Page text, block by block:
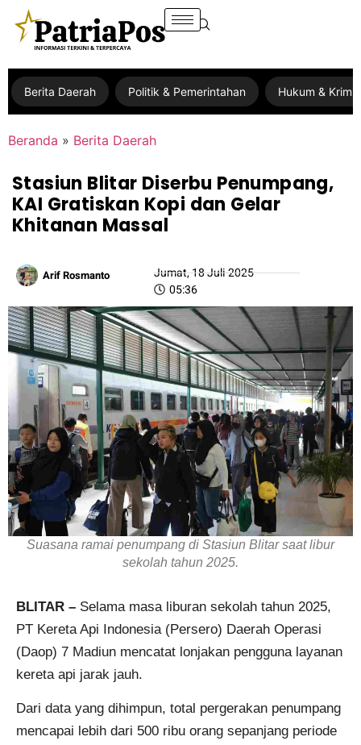
Berita Daerah Politik & Pemerintahan Hukum &
Beranda » Berita Daerah
Stasiun Blitar Diserbu Penumpang,
KAI Gratiskan Kopi dan Gelar
Khitanan Massal
Arif Rosmanto
Jumat, 18 Juli 2025
05:36
Suasana ramai penumpang di Stasiun Blitar saat libur
sekolah tahun 2025.
BLITAR – Selama masa liburan sekolah tahun 2025,
PT Kereta Api Indonesia (Persero) Daerah Operasi
(Daop) 7 Madiun mencatat lonjakan pengguna layanan
kereta api jarak jauh.
Dari data yang dihimpun, total pergerakan penumpang
mencapai lebih dari 500 ribu orang sepanjang periode